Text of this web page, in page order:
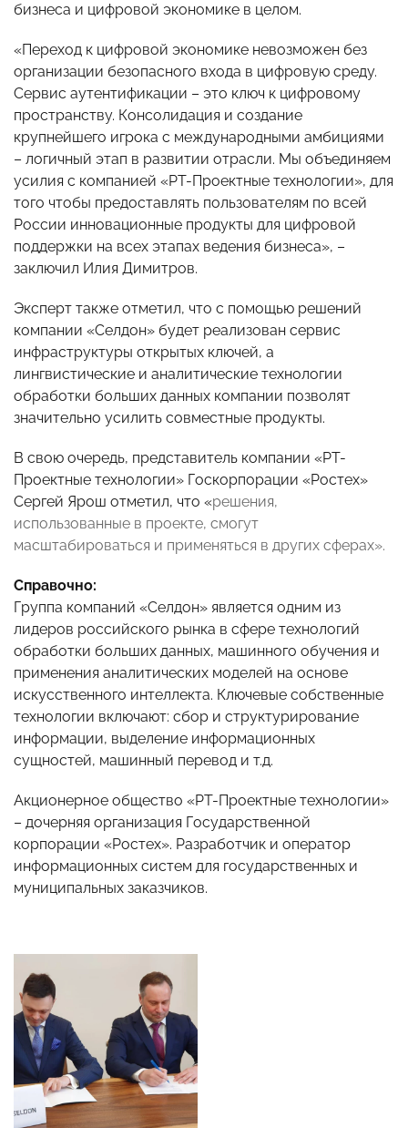
бизнеса и цифровой экономике в целом.
«Переход к цифровой экономике невозможен без
организации безопасного входа в цифровую среду.
Сервис аутентификации – это ключ к цифровому
пространству. Консолидация и создание
крупнейшего игрока с международными амбициями
– логичный этап в развитии отрасли. Мы объединяем
усилия с компанией «РТ-Проектные технологии», для
того чтобы предоставлять пользователям по всей
России инновационные продукты для цифровой
поддержки на всех этапах ведения бизнеса», –
заключил Илия Димитров.
Эксперт также отметил, что с помощью решений
компании «Селдон» будет реализован сервис
инфраструктуры открытых ключей, а
лингвистические и аналитические технологии
обработки больших данных компании позволят
значительно усилить совместные продукты.
В свою очередь, представитель компании «РТ-
Проектные технологии» Госкорпорации «Ростех»
Сергей Ярош отметил, что «решения,
использованные в проекте, смогут
масштабироваться и применяться в других сферах».
Справочно:
Группа компаний «Селдон» является одним из
лидеров российского рынка в сфере технологий
обработки больших данных, машинного обучения и
применения аналитических моделей на основе
искусственного интеллекта. Ключевые собственные
технологии включают: сбор и структурирование
информации, выделение информационных
сущностей, машинный перевод и т.д.
Акционерное общество «РТ-Проектные технологии»
– дочерняя организация Государственной
корпорации «Ростех». Разработчик и оператор
информационных систем для государственных и
муниципальных заказчиков.